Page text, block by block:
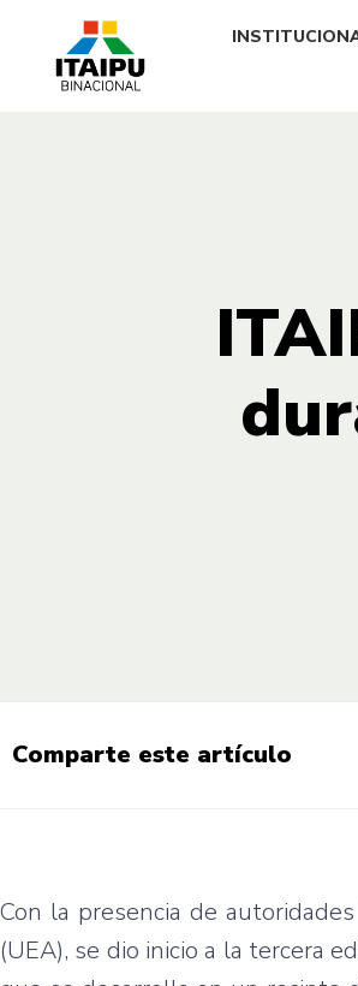
Comparte este artículo
Con la presencia de
(UEA), se dio inicio a la tercera